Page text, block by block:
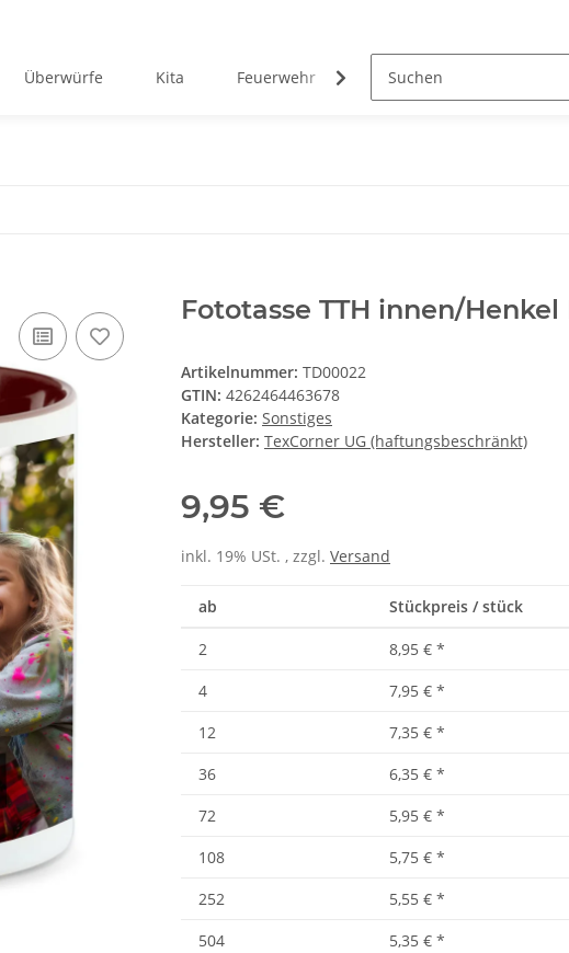
Überwürfe Kita Feuerwehr Westen für Erwachsene
Fototasse TTH innen/
Artikelnummer: TD00022
GTIN: 4262464463678
Kategorie: Sonstiges
Hersteller: TexCorner UG (haftungsbeschränkt)
9,95 €
inkl. 19% USt. , zzgl. Versand
ab Stückpreis / stück
2 8,95 € *
4
7,95 € *
12
7,35 € *
36
6,35 € *
72
5,95 € *
108
5,75 € *
252
5,55 € *
504
5,35 € *